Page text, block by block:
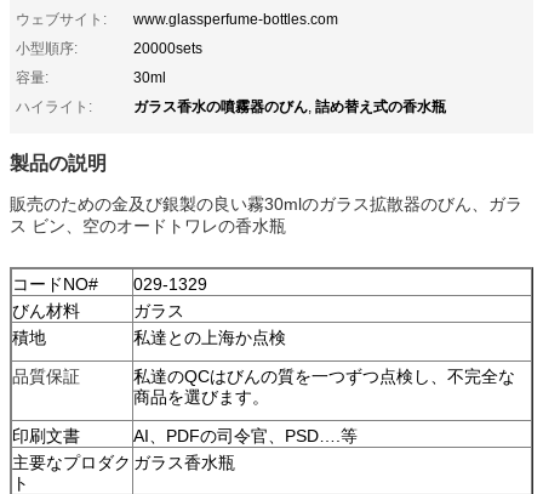
ウェブサイト:
www.glassperfume-bottles.com
小型順序:
20000sets
容量:
30ml
ハイライト:
ガラス香水の噴霧器のびん, 詰め替え式の香水瓶
製品の説明
販売のための金及び銀製の良い霧30mlのガラス拡散器のびん、ガラ
ス ビン、空のオードトワレの香水瓶
コードNO#
029-1329
びん材料
ガラス
積地
私達との上海か点検
品質保証
私達のQCはびんの質を一つずつ点検し、不完全な
商品を選びます。
印刷文書
AI、PDFの司令官、PSD….等
主要なプロダク
ト
ガラス香水瓶